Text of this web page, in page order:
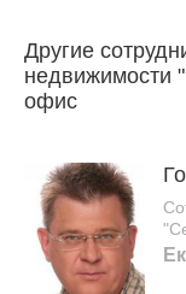
Другие
недвижимости
офис